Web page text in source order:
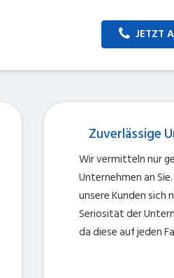
JETZT
Zuverlässige
Wir vermitteln nur
Unternehmen an
unsere Kunden sich
Seriosität der
da diese auf jeden